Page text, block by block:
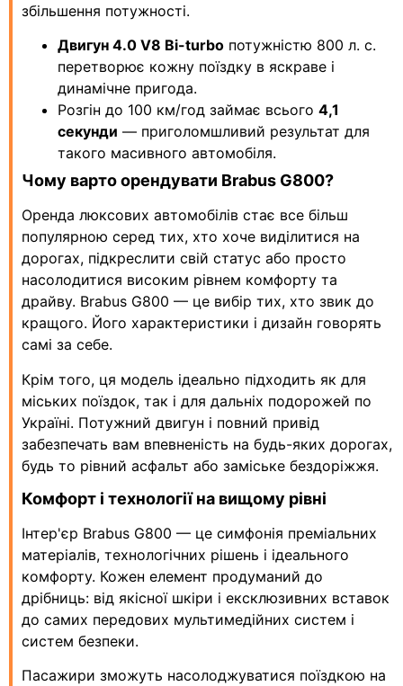
збільшення потужності.
Двигун 4.0 V8 Bi-turbo потужністю 800 л. с.
перетворює кожну поїздку в яскраве і
динамічне пригода.
Розгін до 100 км/год займає всього 4,1
секунди — приголомшливий результат для
такого масивного автомобіля.
Чому варто орендувати Brabus G800?
Оренда люксових автомобілів стає все більш
популярною серед тих, хто хоче виділитися на
дорогах, підкреслити свій статус або просто
насолодитися високим рівнем комфорту та
драйву. Brabus G800 — це вибір тих, хто звик до
кращого. Його характеристики і дизайн говорять
самі за себе.
Крім того, ця модель ідеально підходить як для
міських поїздок, так і для дальніх подорожей по
Україні. Потужний двигун і повний привід
забезпечать вам впевненість на будь-яких дорогах,
будь то рівний асфальт або заміське бездоріжжя.
Комфорт і технології на вищому рівні
Інтер'єр Brabus G800 — це симфонія преміальних
матеріалів, технологічних рішень і ідеального
комфорту. Кожен елемент продуманий до
дрібниць: від якісної шкіри і ексклюзивних вставок
до самих передових мультимедійних систем і
систем безпеки.
Пасажири зможуть насолоджуватися поїздкою на